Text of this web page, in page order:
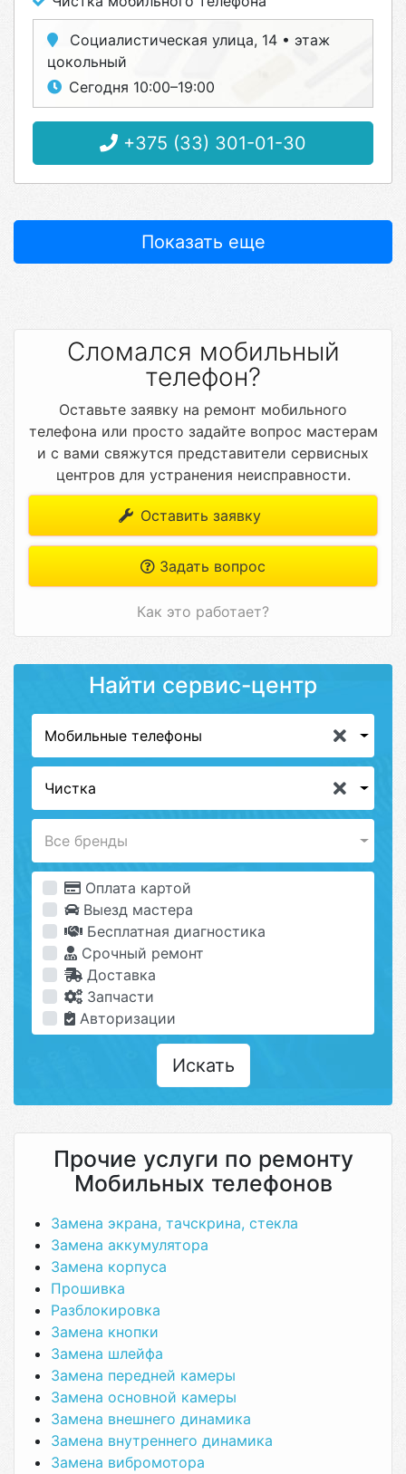
Социалистическая улица, 14 • этаж
цокольный
Сегодня 10:00–19:00
+375 (33) 301-01-30
Показать еще
Сломался мобильный
телефон?
Оставьте заявку на ремонт мобильного
телефона или просто задайте вопрос мастерам
и с вами свяжутся представители сервисных
центров для устранения неисправности.
Оставить заявку
Задать вопрос
Как это работает?
Найти сервис-центр
Мобильные телефоны
Чистка
Все бренды
Оплата картой
Выезд мастера
Бесплатная диагностика
Срочный ремонт
Доставка
Запчасти
Авторизации
Искать
Прочие услуги по ремонту
Мобильных телефонов
Замена экрана, тачскрина, стекла
Замена аккумулятора
Замена корпуса
Прошивка
Разблокировка
Замена кнопки
Замена шлейфа
Замена передней камеры
Замена основной камеры
Замена внешнего динамика
Замена внутреннего динамика
Замена вибромотора